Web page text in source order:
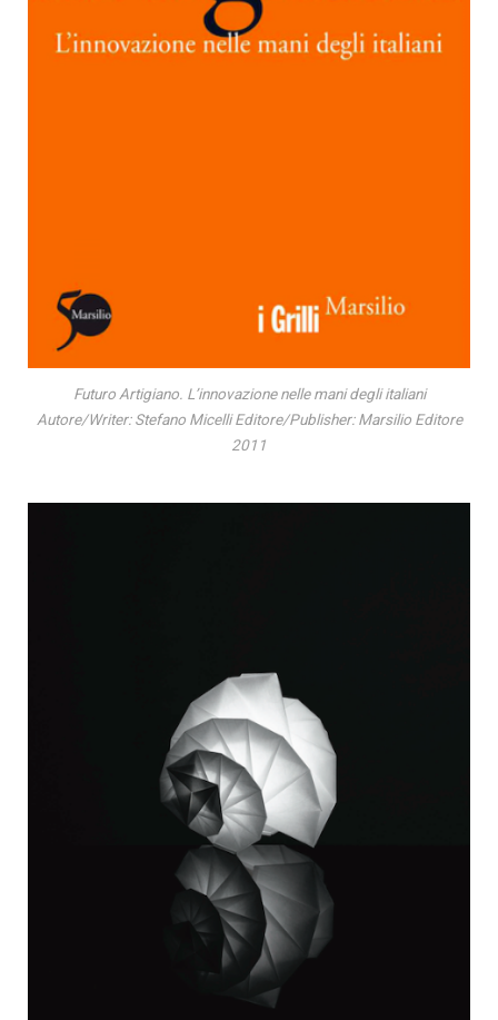
Futuro Artigiano. L’innovazione nelle mani degli italiani
Autore/Writer: Stefano Micelli Editore/Publisher: Marsilio Editore
2011